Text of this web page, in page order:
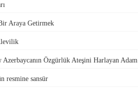
Araya Getirmek
Özgürlük Ateşini Harlayan Adam
resmine sansür